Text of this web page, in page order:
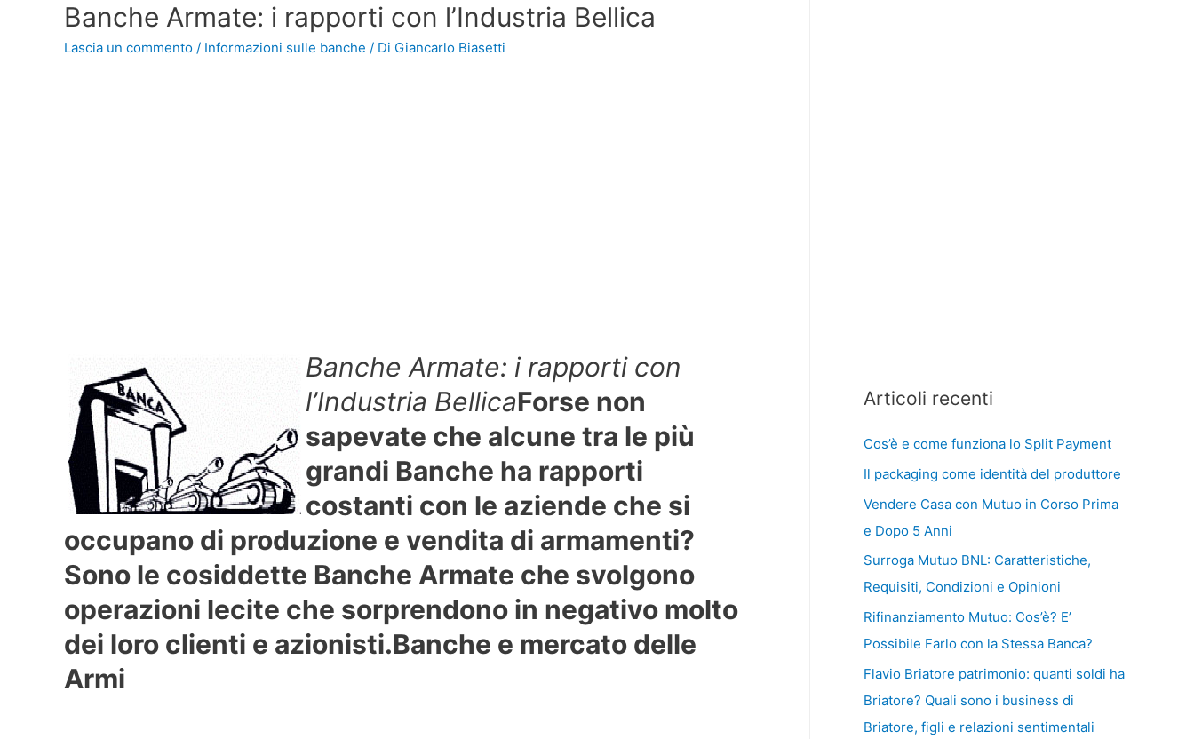
Banche Armate: i rapporti con l’Industria Bellica
Lascia un commento / Informazioni sulle banche / Di Giancarlo Biasetti
Banche Armate: i rapporti con
l’Industria BellicaForse non
sapevate che alcune tra le più
grandi Banche ha rapporti
costanti con le aziende che si
occupano di produzione e vendita di armamenti?
Sono le cosiddette Banche Armate che svolgono
operazioni lecite che sorprendono in negativo molto
dei loro clienti e azionisti.Banche e mercato delle
Armi
Articoli recenti
Cos’è e come funziona lo Split Payment
Il packaging come identità del produttore
Vendere Casa con Mutuo in Corso Prima
e Dopo 5 Anni
Surroga Mutuo BNL: Caratteristiche,
Requisiti, Condizioni e Opinioni
Rifinanziamento Mutuo: Cos’è? E’
Possibile Farlo con la Stessa Banca?
Flavio Briatore patrimonio: quanti soldi ha
Briatore? Quali sono i business di
Briatore, figli e relazioni sentimentali